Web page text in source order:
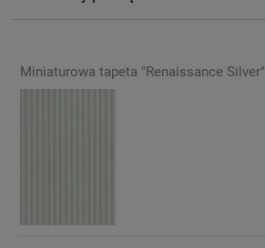
Miniaturowa tapeta "Renaissance Silver"